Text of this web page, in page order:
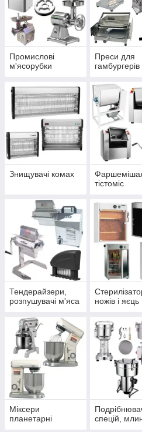
Промислові
м'ясорубки
Преси для
гамбургерів
Знищувачі комах
тістоміс
Тендерайзери,
розпушувачі м'яса
ножів і яєць
Міксери
планетарні
спецій,